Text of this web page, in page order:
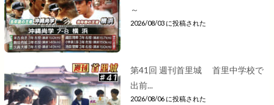
～
2026/08/03 に投稿された
第41回 週刊首里城 首里中学校で
出前...
2026/08/06 に投稿された